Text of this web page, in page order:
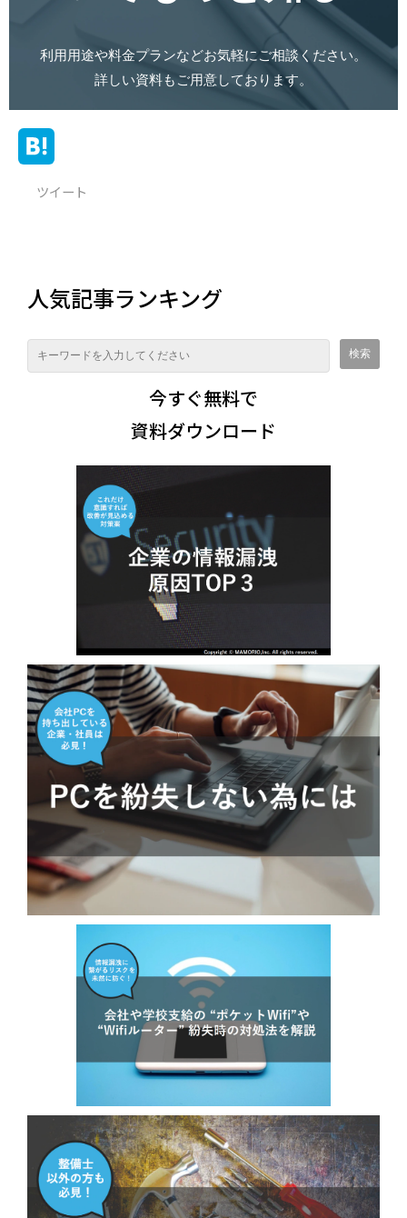
利用用途や料金プランなどお気軽にご相談ください。
詳しい資料もご用意しております。
ツイート
人気記事ランキング
今すぐ無料で
資料ダウンロード